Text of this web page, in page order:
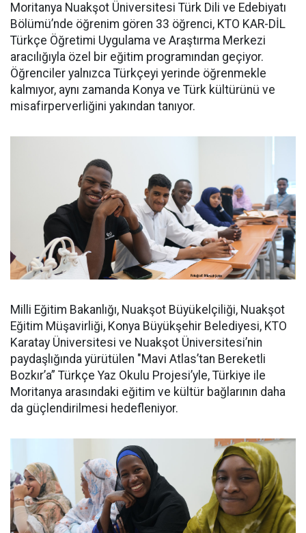
Moritanya Nuakşot Üniversitesi Türk Dili ve Edebiyatı
Bölümü’nde öğrenim gören 33 öğrenci, KTO KAR-DİL
Türkçe Öğretimi Uygulama ve Araştırma Merkezi
aracılığıyla özel bir eğitim programından geçiyor.
Öğrenciler yalnızca Türkçeyi yerinde öğrenmekle
kalmıyor, aynı zamanda Konya ve Türk kültürünü ve
misafirperverliğini yakından tanıyor.
Milli Eğitim Bakanlığı, Nuakşot Büyükelçiliği, Nuakşot
Eğitim Müşavirliği, Konya Büyükşehir Belediyesi, KTO
Karatay Üniversitesi ve Nuakşot Üniversitesi’nin
paydaşlığında yürütülen "Mavi Atlas’tan Bereketli
Bozkır’a” Türkçe Yaz Okulu Projesi’yle, Türkiye ile
Moritanya arasındaki eğitim ve kültür bağlarının daha
da güçlendirilmesi hedefleniyor.